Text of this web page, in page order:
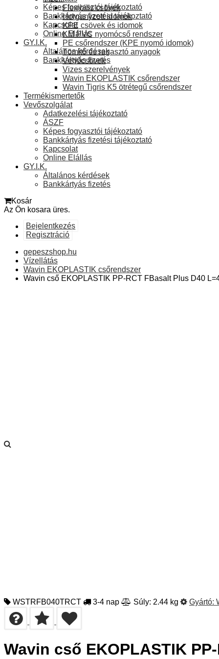
Képes fogyasztói tájékoztató
Bankkártyás fizetési tájékoztató
Kapcsolat
Online Elállás
GY.I.K.
Általános kérdések
Bankkártyás fizetés
Flexibilis csövek
Horganyzott idomok
KPE csövek és idomok
KM PVC nyomócső rendszer
PE csőrendszer (KPE nyomó idomok)
Tömítő és ragasztó anyagok
Védőcsövek
Vizes szerelvények
Wavin EKOPLASTIK csőrendszer
Wavin Tigris K5 ötrétegű csőrendszer
Termékismertetők
Vevőszolgálat
Adatkezelési tájékoztató
ÁSZF
Képes fogyasztói tájékoztató
Bankkártyás fizetési tájékoztató
Kapcsolat
Online Elállás
GY.I.K.
Általános kérdések
Bankkártyás fizetés
Kosár
Az Ön kosara üres.
Bejelentkezés
Regisztráció
gepeszshop.hu
Vízellátás
Wavin EKOPLASTIK csőrendszer
Wavin cső EKOPLASTIK PP-RCT FBasalt Plus D40
WSTRFB040TRCT 3-4 nap Súly: 2.44 kg Gyártó:
Wavin cső EKOPLASTIK